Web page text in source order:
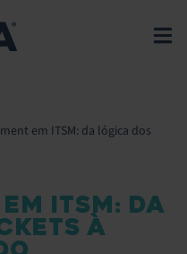
em ITSM: da lógica dos
ITSM: DA
À